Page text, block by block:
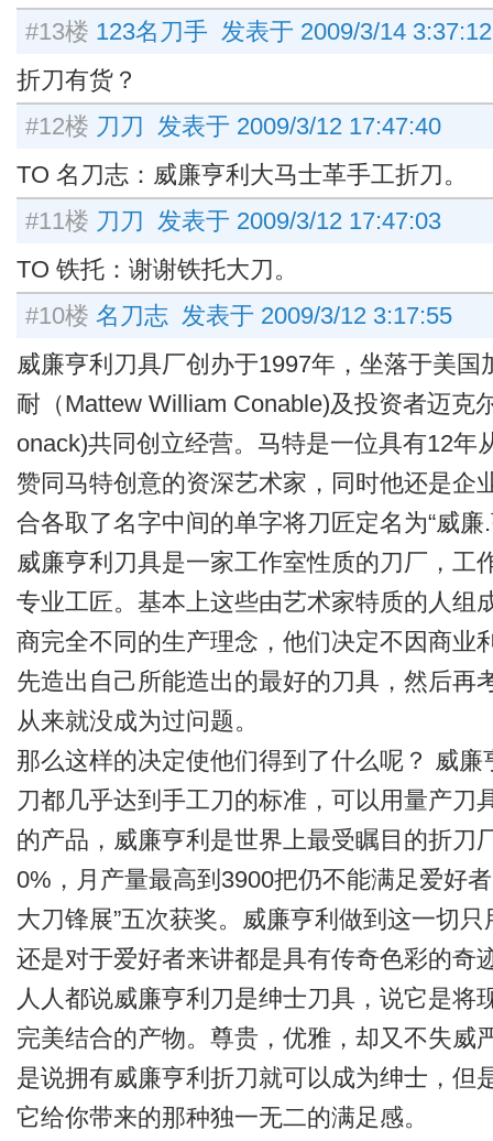
#13楼 123名刀手 发表于 2009/3/14 3:37:12
折刀有货？
#12楼 刀刀 发表于 2009/3/12 17:47:40
TO 名刀志：威廉亨利大马士革手工折刀。
#11楼 刀刀 发表于 2009/3/12 17:47:03
TO 铁托：谢谢铁托大刀。
#10楼 名刀志 发表于 2009/3/12 3:17:55
威廉亨利刀具厂创办于1997年，坐落于美
耐（Mattew William Conable)及投资者迈克
onack)共同创立经营。马特是一位具有12年
赞同马特创意的资深艺术家，同时他还是企
合各取了名字中间的单字将刀匠定名为“威
威廉亨利刀具是一家工作室性质的刀厂，工
专业工匠。基本上这些由艺术家特质的人组
商完全不同的生产理念，他们决定不因商业
先造出自己所能造出的最好的刀具，然后再
从来就没成为过问题。
那么这样的决定使他们得到了什么呢？ 威
刀都几乎达到手工刀的标准，可以用量产刀
的产品，威廉亨利是世界上最受瞩目的折刀
0%，月产量最高到3900把仍不能满足爱好
大刀锋展”五次获奖。威廉亨利做到这一切
还是对于爱好者来讲都是具有传奇色彩的奇
人人都说威廉亨利刀是绅士刀具，说它是将
完美结合的产物。尊贵，优雅，却又不失威
是说拥有威廉亨利折刀就可以成为绅士，但
它给你带来的那种独一无二的满足感。